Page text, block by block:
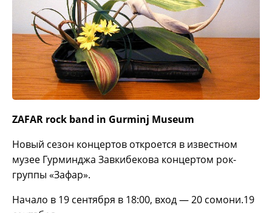
ZAFAR rock band in Gurminj Museum
Новый сезон концертов откроется в известном
музее Гурминджа Завкибекова концертом рок-
группы «Зафар».
Начало в 19 сентября в 18:00, вход — 20 сомони.19